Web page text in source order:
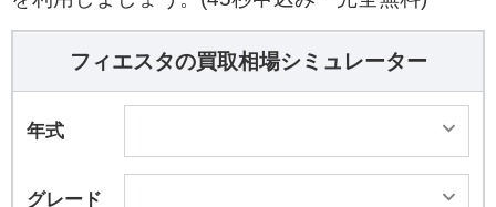
フィエスタの買取相場シミュレーター
年式
グレード